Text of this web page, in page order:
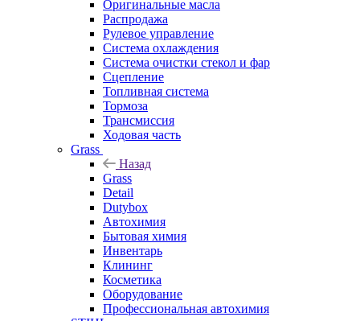
Оригинальные масла
Распродажа
Рулевое управление
Система охлаждения
Система очистки стекол и фар
Сцепление
Топливная система
Тормоза
Трансмиссия
Ходовая часть
Grass
Назад
Grass
Detail
Dutybox
Автохимия
Бытовая химия
Инвентарь
Клининг
Косметика
Оборудование
Профессиональная автохимия